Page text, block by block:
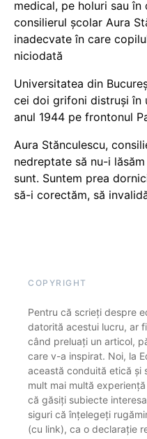
medical, pe holuri sau
consilierul școlar Aura
inadecvate în care
niciodată
Universitatea din
cei doi grifoni distruși în
anul 1944 pe frontonul
Aura Stănculescu,
nedreptate să nu-i
sunt. Suntem prea
să-i corectăm, să
COPYRIGHT
Pentru că scrieți despre
datorită acestui lucru, ar
când preluați un articol,
care v-a inspirat. Noi, la
această conduită etică și
mult mai multă
că găsiți subiecte
siguri că înțelegeți
(cu link), ca o declarație